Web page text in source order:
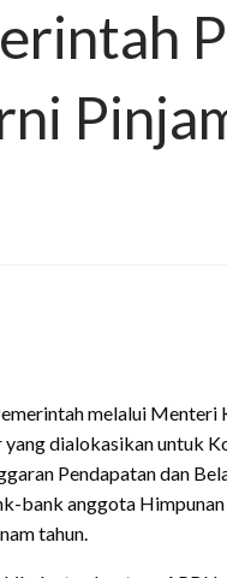
melalui
yang dialokasikan untuk
Pendapatan dan
bank anggota
tahun.